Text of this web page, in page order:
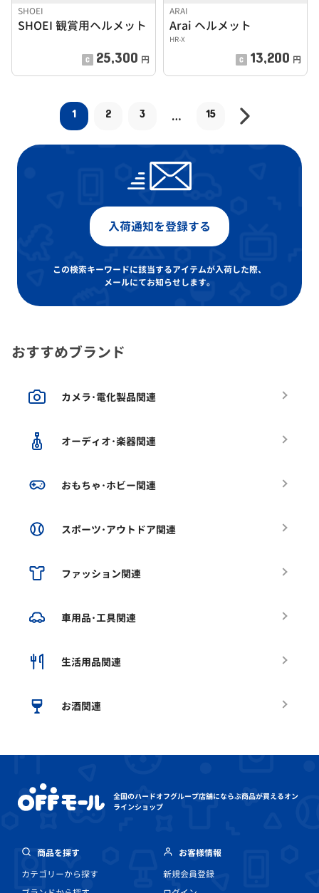
SHOEI
SHOEI 観賞用ヘルメット
25,300 円
ARAI
Arai ヘルメット
HR-X
13,200 円
1 2 3 … 15
入荷通知を登録する
この検索キーワードに該当するアイテムが入荷した際、
メールにてお知らせします。
おすすめブランド
カメラ･電化製品関連
オーディオ･楽器関連
おもちゃ･ホビー関連
スポーツ･アウトドア関連
ファッション関連
車用品･工具関連
生活用品関連
お酒関連
全国のハードオフグループ店舗にならぶ商品が買えるオン
ラインショップ
商品を探す
カテゴリーから探す
お客様情報
新規会員登録